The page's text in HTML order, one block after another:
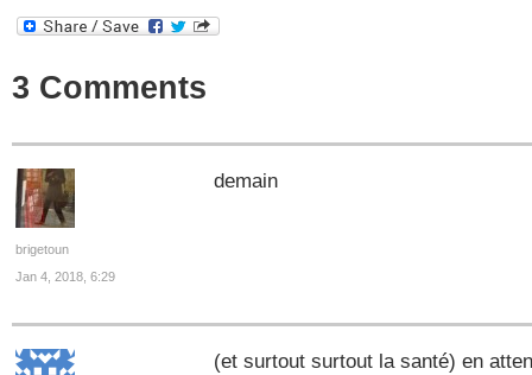
3 Comments
brigetoun
Jan 4, 2018, 6:29
demain
(et surtout surtout la santé) en